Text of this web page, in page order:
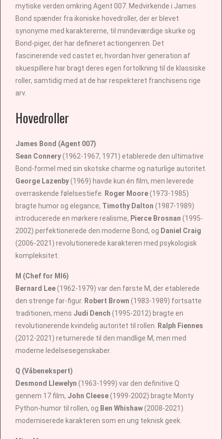
mytiske verden omkring Agent 007. Medvirkende i James
Bond spænder fra ikoniske hovedroller, der er blevet
synonyme med karaktererne, til mindeværdige skurke og
Bond-piger, der har defineret actiongenren. Det
fascinerende ved castet er, hvordan hver generation af
skuespillere har bragt deres egen fortolkning til de klassiske
roller, samtidig med at de har respekteret franchisens rige
arv.
Hovedroller
James Bond (Agent 007)
Sean Connery(1962-1967, 1971) etablerede den ultimative
Bond-formel med sin skotske charme og naturlige autoritet.
George Lazenby(1969) havde kun én film, men leverede
overraskende følelsestiefe. Roger Moore(1973-1985)
bragte humor og elegance, Timothy Dalton (1987-1989)
introducerede en mørkere realisme, Pierce Brosnan (1995-
2002) perfektionerede den moderne Bond, og Daniel Craig
(2006-2021) revolutionerede karakteren med psykologisk
kompleksitet.
M (Chef for MI6)
Bernard Lee(1962-1979) var den første M, der etablerede
den strenge far-figur. Robert Brown (1983-1989) fortsatte
traditionen, mens Judi Dench (1995-2012) bragte en
revolutionerende kvindelig autoritet til rollen. Ralph Fiennes
(2012-2021) returnerede til den mandlige M, men med
moderne ledelsesegenskaber.
Q (Våbenekspert)
Desmond Llewelyn (1963-1999) var den definitive Q
gennem 17 film, John Cleese(1999-2002) bragte Monty
Python-humor til rollen, og Ben Whishaw(2008-2021)
moderniserede karakteren som en ung teknisk geek.